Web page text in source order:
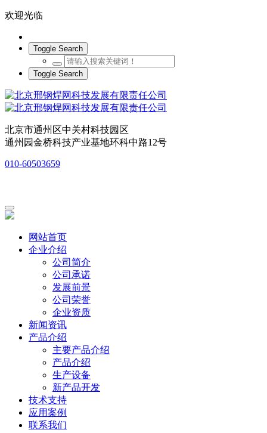
欢迎光临
Toggle Search
Toggle Search
北京市通州区中关村科技园区
通州园金桥科技产业基地环科中路12号
010-60503659
网站首页
企业介绍
公司简介
公司承诺
发展前景
公司荣誉
企业资质
新闻资讯
产品介绍
主要产品介绍
产品介绍
生产设备
新产品开发
技术支持
应用案例
联系我们